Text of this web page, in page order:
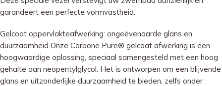
garandeert een perfecte vormvastheid.
Gelcoat oppervlakteafwerking: ongeëvenaarde glans en
duurzaamheid Onze Carbone Pure® gelcoat afwerking is een
hoogwaardige oplossing, speciaal samengesteld met een hoog
gehalte aan neopentylglycol. Het is ontworpen om een ​​blijvende
glans en uitzonderlijke duurzaamheid te bieden, zelfs onder